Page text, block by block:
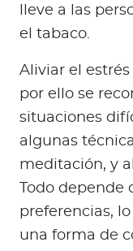
lleve a las
el tabaco.
Aliviar el
por ello se
situaciones
algunas
meditación, y
Todo depende
preferencias,
una forma de